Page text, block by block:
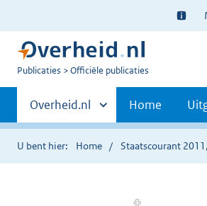
Ter
U
Publicaties Officiële publicaties
Primaire
navigatie
Andere
sites
binnen
Overheid.nl Home
U bent hier: Home Staatscourant